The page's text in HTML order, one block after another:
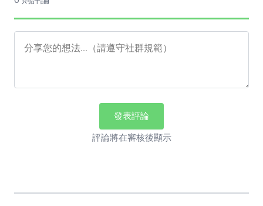
發表評論
評論將在審核後顯示